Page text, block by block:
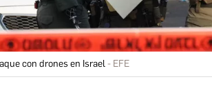
con drones en Israel EFE